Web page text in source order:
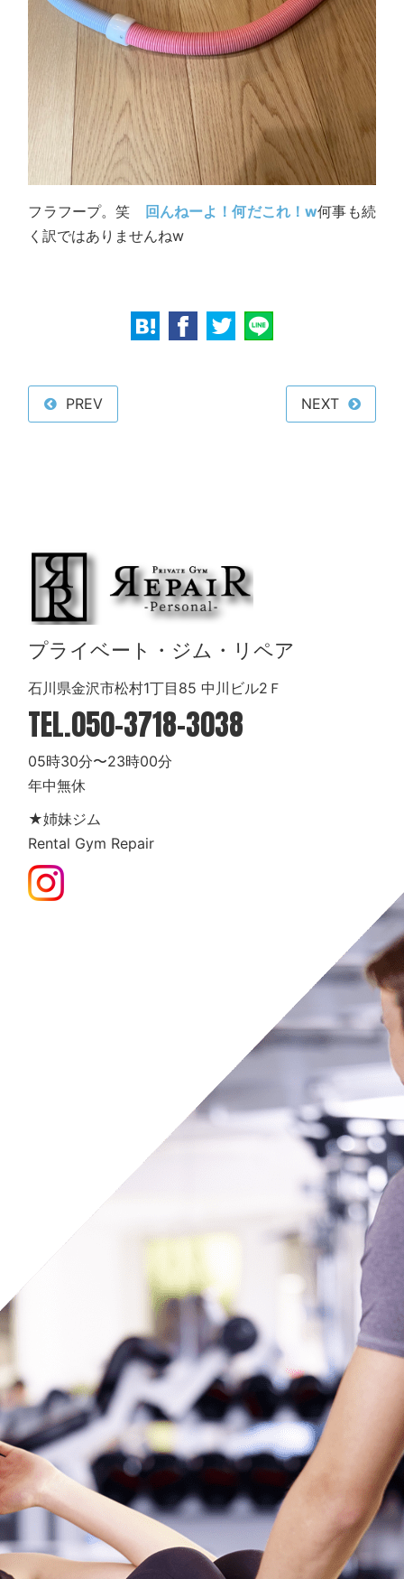
フラフープ。笑 回んねーよ！何だこれ！w何事も続
く訳ではありませんねw
PREV NEXT
プライベート・ジム・リペア
石川県金沢市松村1丁目85 中川ビル2Ｆ
TEL.050-3718-3038
05時30分〜23時00分
年中無休
★姉妹ジム
Rental Gym Repair